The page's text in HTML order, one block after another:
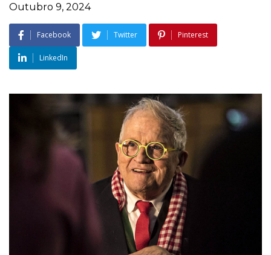
Outubro 9, 2024
Facebook Twitter Pinterest
LinkedIn